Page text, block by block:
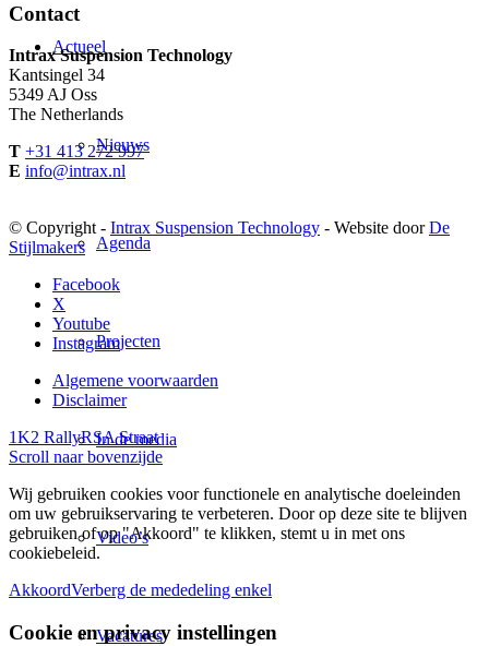
Actueel
Nieuws
Agenda
Projecten
In de media
Video’s
Vacatures
Contact
Intrax Suspension Technology
Kantsingel 34
5349 AJ Oss
The Netherlands
T +31 413 272 997
E info@intrax.nl
© Copyright - Intrax Suspension Technology - Website doorDe
Stijlmakers
Facebook
X
Youtube
Instagram
Algemene voorwaarden
Disclaimer
1K2 RallyRSA Straat
Scroll naar bovenzijde
Wij gebruiken cookies voor functionele en analytische doeleinden
om uw gebruikservaring te verbeteren. Door op deze site te blijven
gebruiken of op "Akkoord" te klikken, stemt u in met ons
cookiebeleid.
AkkoordVerberg de mededeling enkel
Cookie en privacy instellingen